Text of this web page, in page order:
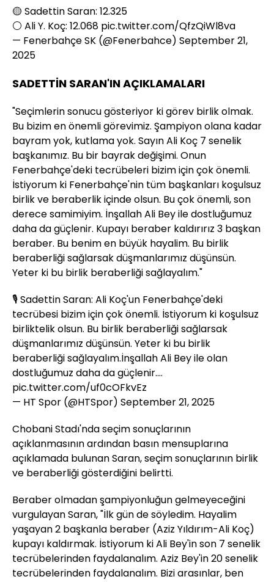
🟡 Sadettin Saran: 12.325
⚪️ Ali Y. Koç: 12.068 pic.twitter.com/QfzQiWl8va
— Fenerbahçe SK (@Fenerbahce) September 21,
2025
SADETTİN SARAN'IN AÇIKLAMALARI
"Seçimlerin sonucu gösteriyor ki görev birlik olmak.
Bu bizim en önemli görevimiz. Şampiyon olana kadar
bayram yok, kutlama yok. Sayın Ali Koç 7 senelik
başkanımız. Bu bir bayrak değişimi. Onun
Fenerbahçe'deki tecrübeleri bizim için çok önemli.
İstiyorum ki Fenerbahçe'nin tüm başkanları koşulsuz
birlik ve beraberlik içinde olsun. Bu çok önemli, son
derece samimiyim. İnşallah Ali Bey ile dostluğumuz
daha da güçlenir. Kupayı beraber kaldırırız 3 başkan
beraber. Bu benim en büyük hayalim. Bu birlik
beraberliği sağlarsak düşmanlarımız düşünsün.
Yeter ki bu birlik beraberliği sağlayalım."
🎙️ Sadettin Saran: Ali Koç'un Fenerbahçe'deki
tecrübesi bizim için çok önemli. İstiyorum ki koşulsuz
birliktelik olsun. Bu birlik beraberliği sağlarsak
düşmanlarımız düşünsün. Yeter ki bu birlik
beraberliği sağlayalım.İnşallah Ali Bey ile olan
dostluğumuz daha da güçlenir.…
pic.twitter.com/uf0cOFkvEz
— HT Spor (@HTSpor) September 21, 2025
Chobani Stadı'nda seçim sonuçlarının
açıklanmasının ardından basın mensuplarına
açıklamada bulunan Saran, seçim sonuçlarının birlik
ve beraberliği gösterdiğini belirtti.
Beraber olmadan şampiyonluğun gelmeyeceğini
vurgulayan Saran, "İlk gün de söyledim. Hayalim
yaşayan 2 başkanla beraber (Aziz Yıldırım-Ali Koç)
kupayı kaldırmak. İstiyorum ki Ali Bey'in son 7 senelik
tecrübelerinden faydalanalım. Aziz Bey'in 20 senelik
tecrübelerinden faydalanalım. Bizi arasınlar, ben